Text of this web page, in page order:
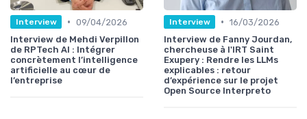
Interview • 09/04/2026
Interview de Mehdi Verpillon
de RPTech AI : Intégrer
concrètement l’intelligence
artificielle au cœur de
l’entreprise
Interview • 16/03/2026
Interview de Fanny Jourdan,
chercheuse à l'IRT Saint
Exupery : Rendre les LLMs
explicables : retour
d’expérience sur le projet
Open Source Interpreto